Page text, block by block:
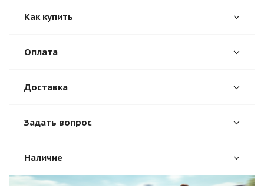
Как купить
Оплата
Доставка
Задать вопрос
Наличие